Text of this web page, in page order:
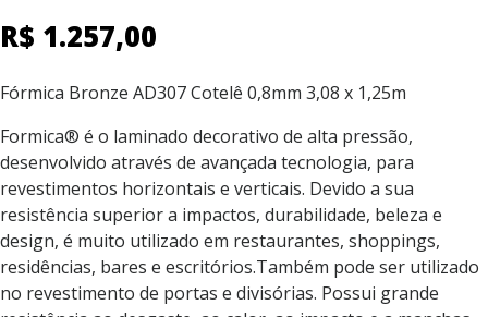
R$ 1.257,00
Fórmica Bronze AD307 Cotelê 0,8mm 3,08 x 1,25m
Formica® é o laminado decorativo de alta pressão,
desenvolvido através de avançada tecnologia, para
revestimentos horizontais e verticais. Devido a sua
resistência superior a impactos, durabilidade, beleza e
design, é muito utilizado em restaurantes, shoppings,
residências, bares e escritórios.Também pode ser utilizado
no revestimento de portas e divisórias. Possui grande